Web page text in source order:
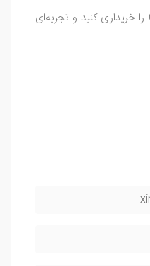
همین الان ماشین کنترلی Q902 را خریداری کنید و تجربه‌ای